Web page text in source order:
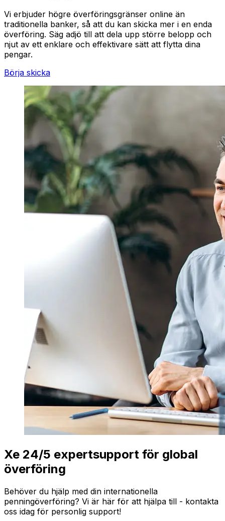
Vi erbjuder högre överföringsgränser online än
traditionella banker, så att du kan skicka mer i en enda
överföring. Säg adjö till att dela upp större belopp och
njut av ett enklare och effektivare sätt att flytta dina
pengar.
Börja skicka
Xe 24/5 expertsupport för global
överföring
Behöver du hjälp med din internationella
penningöverföring? Vi är här för att hjälpa till - kontakta
oss idag för personlig support!